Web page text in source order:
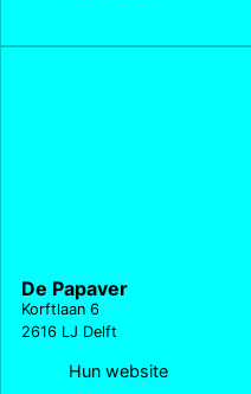
De Papaver
Korftlaan 6
2616 LJ Delft
Hun website